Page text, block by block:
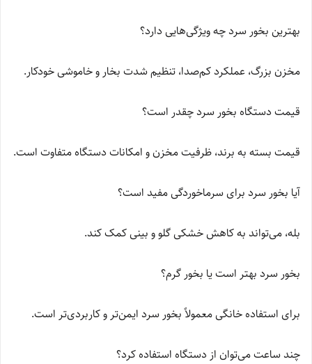
بهترین بخور سرد چه ویژگی‌هایی دارد؟
مخزن بزرگ، عملکرد کم‌صدا، تنظیم شدت بخار و خاموشی خودکار.
قیمت دستگاه بخور سرد چقدر است؟
قیمت بسته به برند، ظرفیت مخزن و امکانات دستگاه متفاوت است.
آیا بخور سرد برای سرماخوردگی مفید است؟
بله، می‌تواند به کاهش خشکی گلو و بینی کمک کند.
بخور سرد بهتر است یا بخور گرم؟
برای استفاده خانگی معمولاً بخور سرد ایمن‌تر و کاربردی‌تر است.
چند ساعت می‌توان از دستگاه استفاده کرد؟